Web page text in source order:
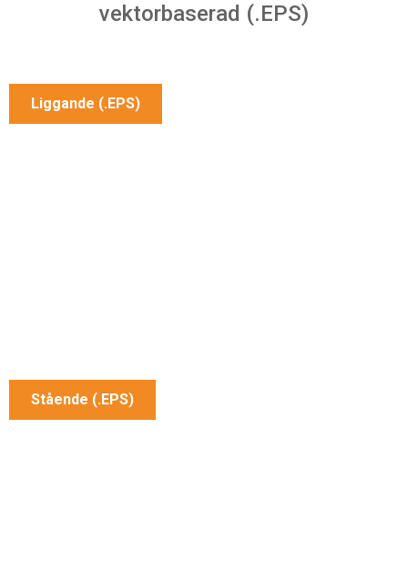
vektorbaserad (.EPS)
Liggande (.EPS)
Stående (.EPS)